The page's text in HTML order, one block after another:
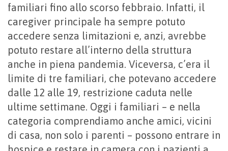
familiari fino allo scorso febbraio. Infatti, il
caregiver principale ha sempre potuto
accedere senza limitazioni e, anzi, avrebbe
potuto restare all’interno della struttura
anche in piena pandemia. Viceversa, c’era il
limite di tre familiari, che potevano accedere
dalle 12 alle 19, restrizione caduta nelle
ultime settimane. Oggi i familiari – e nella
categoria comprendiamo anche amici, vicini
di casa, non solo i parenti – possono entrare in